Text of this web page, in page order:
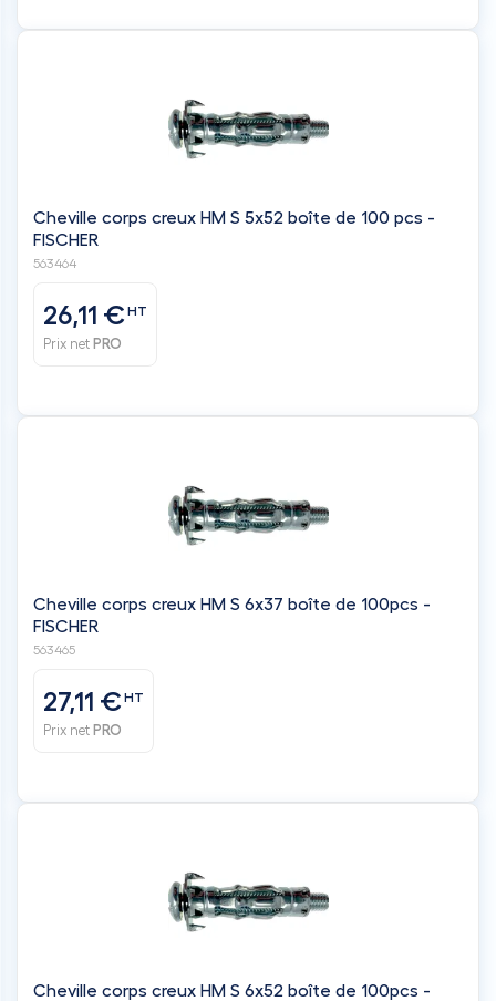
Cheville corps creux HM S 5x52 boîte de 100 pcs -
FISCHER
563464
26,11 €HT
Prix net PRO
Cheville corps creux HM S 6x37 boîte de 100pcs -
FISCHER
563465
27,11 €HT
Prix net PRO
Cheville corps creux HM S 6x52 boîte de 100pcs -